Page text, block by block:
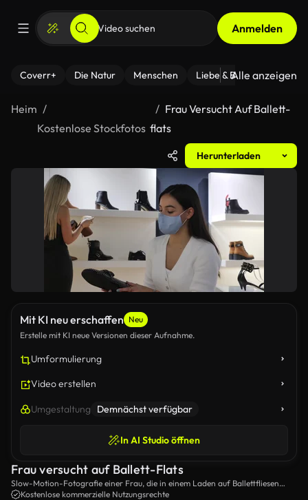
Anmelden
Coverr+ Die Natur Menschen Liebe & Beziehungen
Alle anzeigen
Heim
Kostenlose Stockfotos
Frau Versucht Auf Ballett-
flats
Herunterladen
Mit KI neu erschaffen Neu
Erstelle mit KI neue Versionen dieser Aufnahme.
Umformulierung
Video erstellen
Umgestaltung Demnächst verfügbar
In AI Studio öffnen
Frau versucht auf Ballett-Flats
Slow-Motion-Fotografie einer Frau, die in einem Laden auf Ballettfliesen
versucht.
Kostenlose kommerzielle Nutzungsrechte